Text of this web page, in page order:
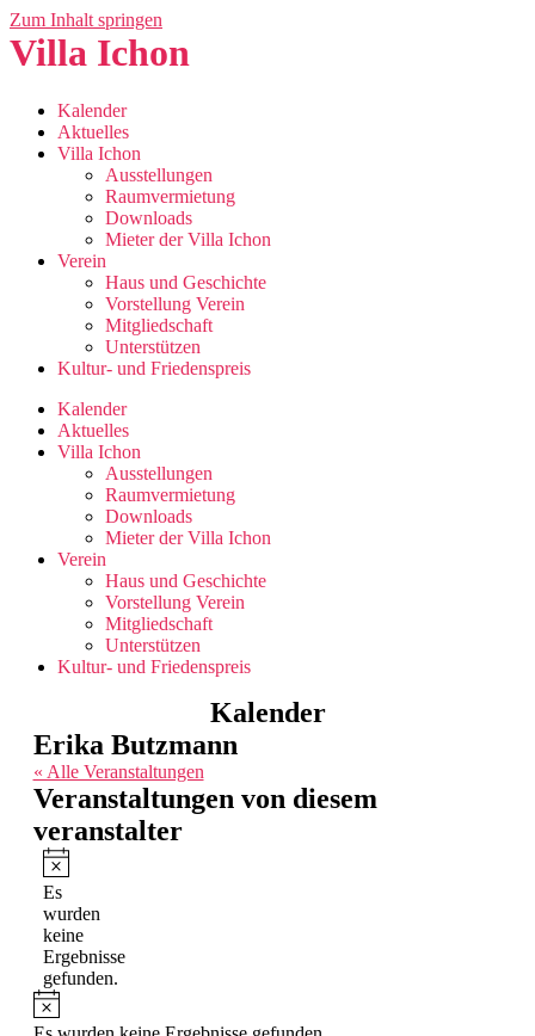
Zum Inhalt springen
Villa Ichon
Kalender
Aktuelles
Villa Ichon
Ausstellungen
Raumvermietung
Downloads
Mieter der Villa Ichon
Verein
Haus und Geschichte
Vorstellung Verein
Mitgliedschaft
Unterstützen
Kultur- und Friedenspreis
Kalender
Aktuelles
Villa Ichon
Ausstellungen
Raumvermietung
Downloads
Mieter der Villa Ichon
Verein
Haus und Geschichte
Vorstellung Verein
Mitgliedschaft
Unterstützen
Kultur- und Friedenspreis
Kalender
Erika Butzmann
« Alle Veranstaltungen
Veranstaltungen von diesem
veranstalter
Hinweis
Es
wurden
keine
Ergebnisse
gefunden.
Hinweis